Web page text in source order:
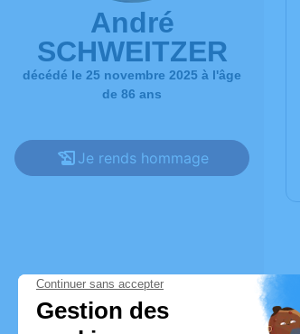
André
SCHWEITZER
décédé le 25 novembre 2025 à l'âge
de 86 ans
Je rends hommage